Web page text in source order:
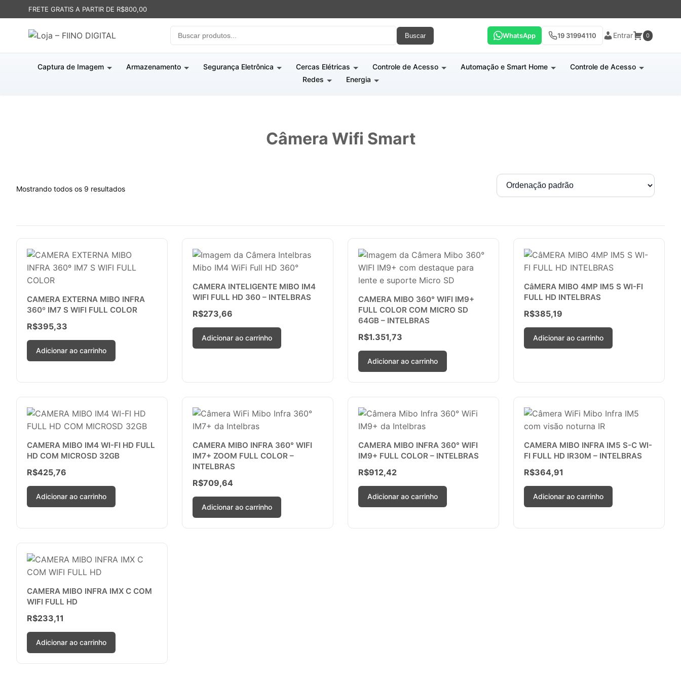
FRETE GRATIS A PARTIR DE R$800,00
Buscar WhatsApp 19 31994110 Entrar 0
Captura de Imagem Armazenamento Segurança Eletrônica Cercas Elétricas Controle de Acesso Automação e Smart Home
Controle de Acesso
Redes
Energia
Câmera Wifi Smart
Mostrando todos os 9 resultados
CAMERA EXTERNA MIBO INFRA
360º IM7 S WIFI FULL COLOR
R$395,33
Adicionar ao carrinho
CAMERA INTELIGENTE MIBO IM4
WIFI FULL HD 360 – INTELBRAS
R$273,66
Adicionar ao carrinho
CAMERA MIBO 360° WIFI IM9+
FULL COLOR COM MICRO SD
64GB – INTELBRAS
R$1.351,73
Adicionar ao carrinho
CâMERA MIBO 4MP IM5 S WI-FI
FULL HD INTELBRAS
R$385,19
Adicionar ao carrinho
CAMERA MIBO IM4 WI-FI HD FULL
HD COM MICROSD 32GB
R$425,76
Adicionar ao carrinho
CAMERA MIBO INFRA 360° WIFI
IM7+ ZOOM FULL COLOR –
INTELBRAS
R$709,64
Adicionar ao carrinho
CAMERA MIBO INFRA 360° WIFI
IM9+ FULL COLOR – INTELBRAS
R$912,42
Adicionar ao carrinho
CAMERA MIBO INFRA IM5 S-C WI-
FI FULL HD IR30M – INTELBRAS
R$364,91
Adicionar ao carrinho
CAMERA MIBO INFRA IMX C COM
WIFI FULL HD
R$233,11
Adicionar ao carrinho